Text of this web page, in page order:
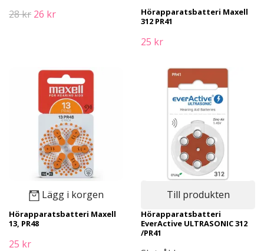
28 kr 26 kr
Hörapparatsbatteri Maxell
312 PR41
25 kr
Lägg i korgen
Hörapparatsbatteri Maxell
13, PR48
25 kr
Till produkten
Hörapparatsbatteri
EverActive ULTRASONIC 312
/PR41